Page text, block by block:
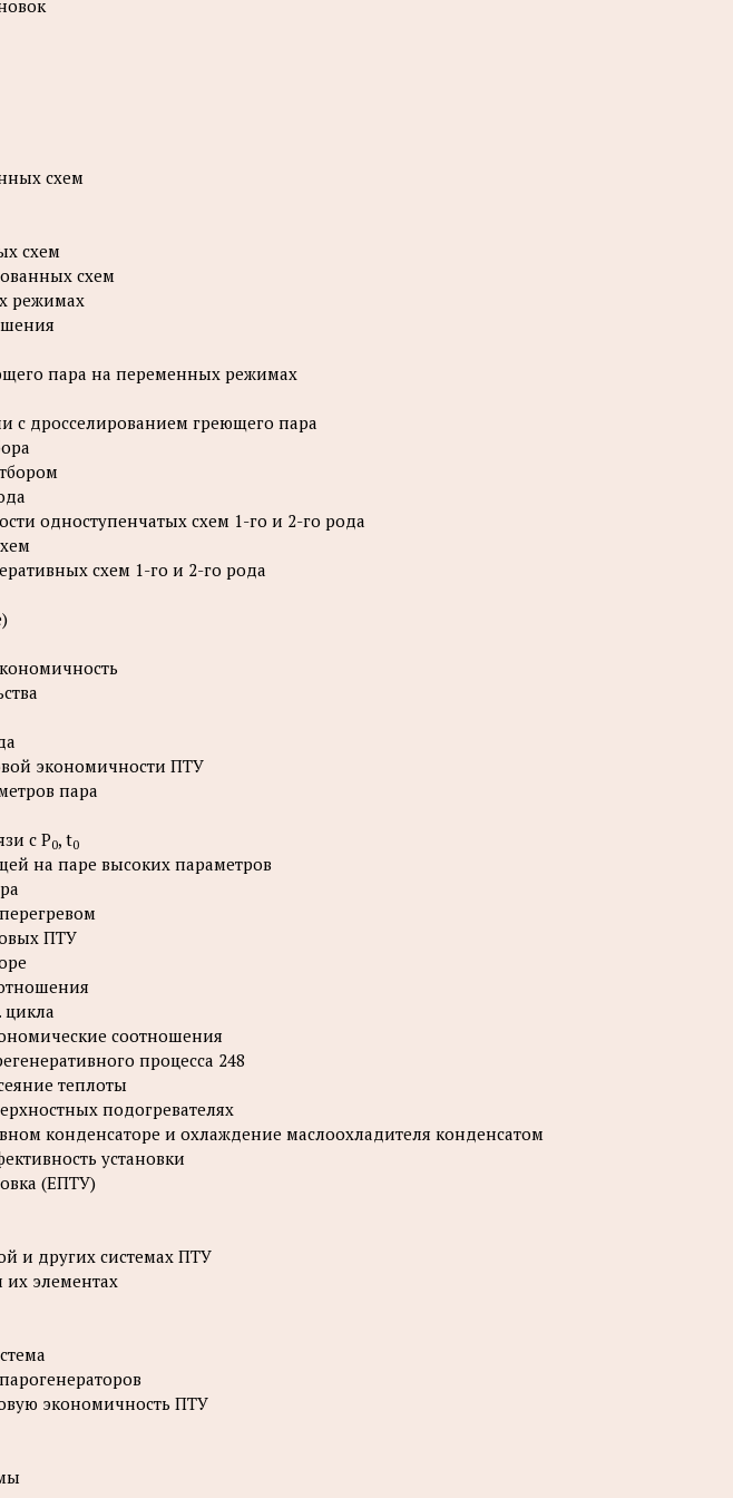
схем
схем
схем
режимах
пара на переменных режимах
с дросселированием греющего пара
одноступенчатых схем 1-го и 2-го рода
схем 1-го и 2-го рода
экономичности ПТУ
пара
с Р0, t0
на паре высоких параметров
ПТУ
цикла
соотношения
процесса 248
теплоты
подогревателях
конденсаторе и охлаждение маслоохладителя конденсатом
установки
(ЕПТУ)
и других системах ПТУ
их элементах
экономичность ПТУ